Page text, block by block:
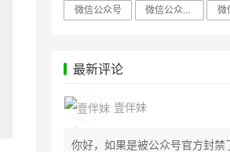
微信公众号
微信公众号，样式模板、公众号样式 微
最新评论
壹伴妹
你好，如果是被公众号官方封禁